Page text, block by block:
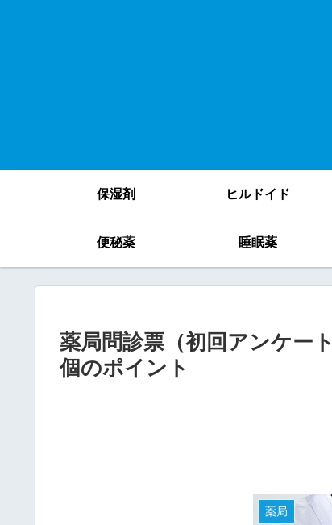
保湿剤 ヒルドイド
便秘薬 睡眠薬
薬局問診票（初回アンケー
個のポイント
薬局